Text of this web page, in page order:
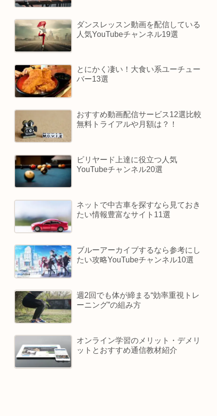
ダンスレッスン動画を配信している
人気YouTubeチャンネル19選
とにかく凄い！大食い系ユーチュー
バー13選
おすすめ動画配信サービス12選比較
無料トライアルや月額は？！
ビリヤード上達に役立つ人気
YouTubeチャンネル20選
ネットで中古車を探すなら見ておき
たい情報豊富なサイト11選
ブルーアーカイブするなら参考にし
たい攻略YouTubeチャンネル10選
週2回でも体が締まる“効率重視トレ
ーニング”の組み方
オンライン学習のメリット・デメリ
ットとおすすめ通信教材紹介